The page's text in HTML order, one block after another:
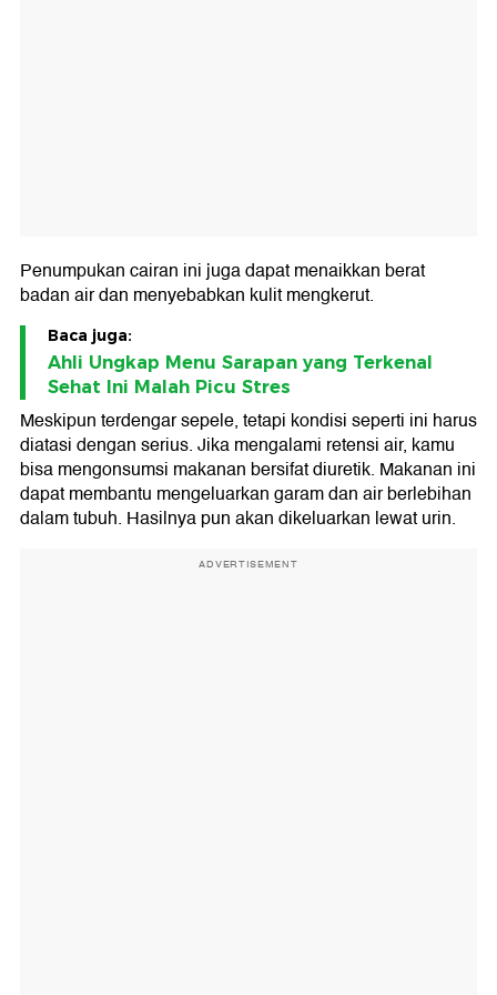
Penumpukan cairan ini juga dapat menaikkan berat
badan air dan menyebabkan kulit mengkerut.
Baca juga:
Ahli Ungkap Menu Sarapan yang Terkenal
Sehat Ini Malah Picu Stres
Meskipun terdengar sepele, tetapi kondisi seperti ini harus
diatasi dengan serius. Jika mengalami retensi air, kamu
bisa mengonsumsi makanan bersifat diuretik. Makanan ini
dapat membantu mengeluarkan garam dan air berlebihan
dalam tubuh. Hasilnya pun akan dikeluarkan lewat urin.
ADVERTISEMENT